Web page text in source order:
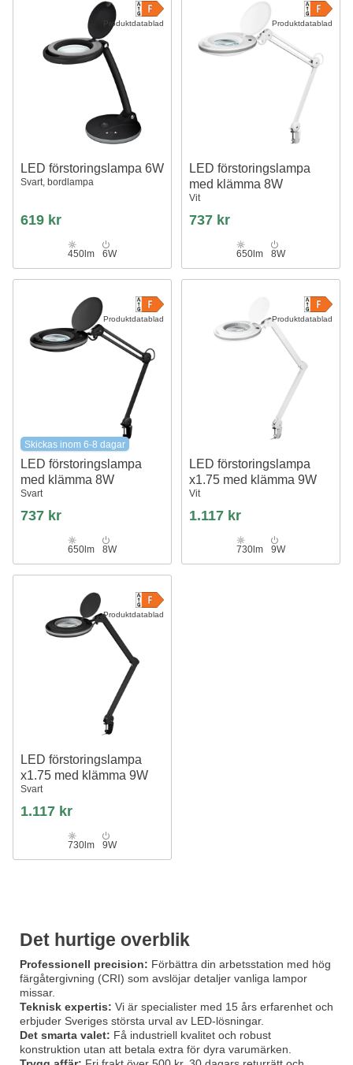
Produktdatablad
LED förstoringslampa 6W
Svart, bordlampa
619 kr
450lm 6W
Produktdatablad
LED förstoringslampa
med klämma 8W
Vit
737 kr
650lm 8W
Produktdatablad
Skickas inom 6-8 dagar
LED förstoringslampa
med klämma 8W
Svart
737 kr
650lm 8W
Produktdatablad
LED förstoringslampa
x1.75 med klämma 9W
Vit
1.117 kr
730lm 9W
Produktdatablad
LED förstoringslampa
x1.75 med klämma 9W
Svart
1.117 kr
730lm 9W
Det hurtige overblik
Professionell precision: Förbättra din arbetsstation med hög
färgåtergivning (CRI) som avslöjar detaljer vanliga lampor
missar.
Teknisk expertis: Vi är specialister med 15 års erfarenhet och
erbjuder Sveriges största urval av LED-lösningar.
Det smarta valet: Få industriell kvalitet och robust
konstruktion utan att betala extra för dyra varumärken.